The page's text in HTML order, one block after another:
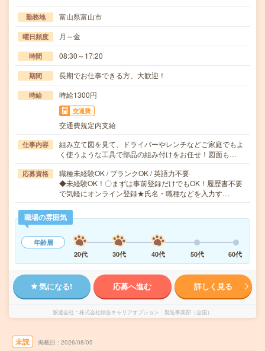
勤務地 富山県富山市
曜日頻度 月～金
時間 08:30～17:20
期間 長期でお仕事できる方、大歓迎！
時給 時給1300円
交通費
交通費規定内支給
仕事内容
組み立て図を見て、ドライバーやレンチなどご家庭でもよ
く使うような工具で部品の組み付けをお任せ！図面も…
応募資格
職種未経験OK / ブランクOK / 英語力不要
◆未経験OK！〇まずは事前登録だけでもOK！履歴書不要
で気軽にオンライン登録★氏名・職種などを入力す…
職場の雰囲気
年齢層
20代
30代 40代 50代 60代
気になる! 応募へ進む 詳しく見る
派遣会社 株式会社綜合キャリアオプション 製造事業部（全国）
未読 掲載日 2026/08/05